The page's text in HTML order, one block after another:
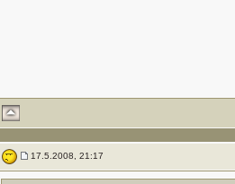
17.5.2008, 21:17